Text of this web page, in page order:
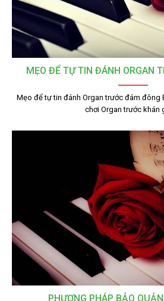
MẸO ĐỂ TỰ TIN ĐÁNH ORGAN
Mẹo để tự tin đánh Organ trước đám đông
chơi Organ trước khán
PHƯƠNG PHÁP BẢO